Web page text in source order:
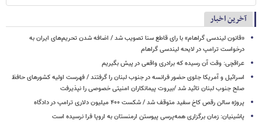
آخرین اخبار
«قانون لیندسی گراهام» با رای قاطع سنا تصویب شد / اضافه شدن تحریم‌های ایران به
درخواست ترامپ در لایحه لیندسی گراهام
عراقچی: وقت آن رسیده که برادری واقعی در پیش بگیریم
اسرائیل و آمریکا جلوی حضور فرانسه در جنوب لبنان را گرفتند / فهرست اولیه کشورهای حافظ
صلح جنوب لبنان تائید شد /بیروت پیمانکاران امنیتی خصوصی را نپذیرفت
پروژه سالن رقص کاخ سفید متوقف شد / شکست ۴۰۰ میلیون دلاری ترامپ در دادگاه
پاشینیان: زمان برگزاری همه‌پرسی پیوستن ارمنستان به اروپا فرا نرسیده است